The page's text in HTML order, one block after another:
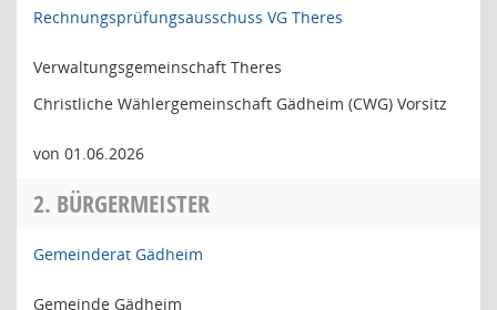
Rechnungsprüfungsausschuss VG Theres
Verwaltungsgemeinschaft Theres
Christliche Wählergemeinschaft Gädheim (CWG) Vorsitz
von 01.06.2026
2. BÜRGERMEISTER
Gemeinderat Gädheim
Gemeinde Gädheim